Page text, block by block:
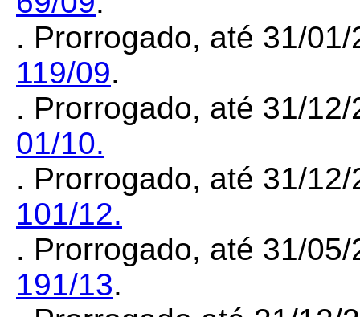
. Prorrogado, até 31/
119/09.
. Prorrogado, até 31/
01/10.
. Prorrogado, até 31/
101/12.
. Prorrogado, até 31/
191/13.